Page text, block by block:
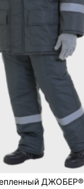
ДЖОБЕР®